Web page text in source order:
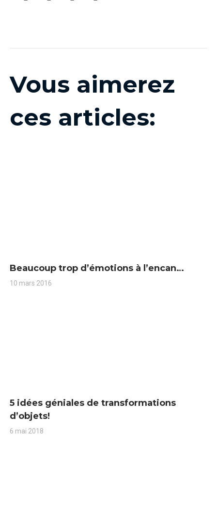
Vous aimerez
ces articles:
Beaucoup trop d’émotions à l’encan…
10 mars 2016
5 idées géniales de transformations
d’objets!
6 mai 2018